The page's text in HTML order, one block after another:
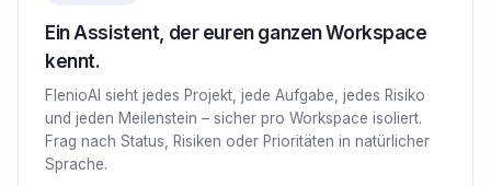
Ein Assistent, der euren ganzen Workspace
kennt.
FlenioAI sieht jedes Projekt, jede Aufgabe, jedes Risiko
und jeden Meilenstein – sicher pro Workspace isoliert.
Frag nach Status, Risiken oder Prioritäten in natürlicher
Sprache.